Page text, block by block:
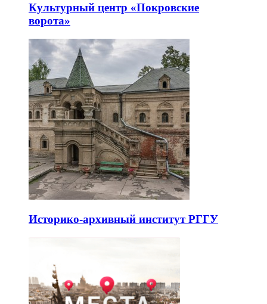
Культурный центр «Покровские
ворота»
Историко-архивный институт РГГУ